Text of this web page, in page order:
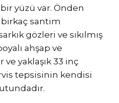
yüzü var. Önden
birkaç santim
gözleri ve sıkılmış
ahşap ve
ve yaklaşık 33 inç
tepsisinin kendisi